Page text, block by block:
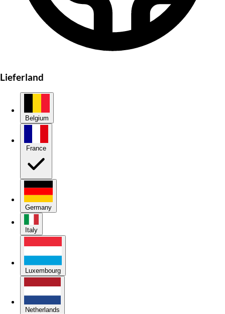
Lieferland
Belgium
Germany
Italy
Luxembourg
Netherlands